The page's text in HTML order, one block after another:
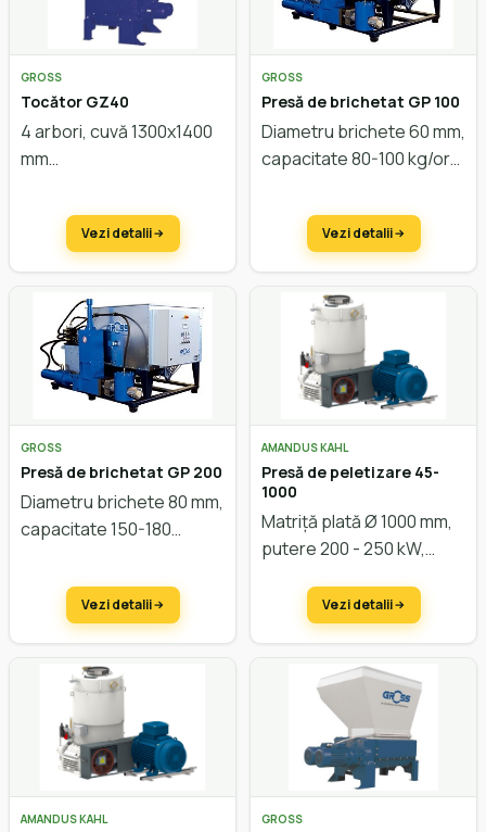
GROSS
Tocător GZ40
4 arbori, cuvă 1300x1400
mm
Vezi detalii
GROSS
Presă de brichetat GP 100
Diametru brichete 60 mm,
capacitate 80-100 kg/oră
Vezi detalii
GROSS
Presă de brichetat GP 200
Diametru brichete 80 mm,
capacitate 150-180
Vezi detalii
AMANDUS KAHL
Presă de peletizare 45-
1000
Matriță plată Ø 1000 mm,
putere 200 - 250 kW,
Vezi detalii
AMANDUS KAHL GROSS